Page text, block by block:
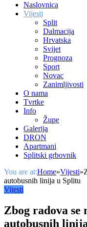
Naslovnica
Vijesti
Split
Dalmacija
Hrvatska
Svijet
Prognoza
Sport
Novac
Zanimljivosti
O nama
Tvrtke
Info
Župe
Galerija
DRON
Apartmani
Splitski grbovnik
You are at:Home»Vijesti»
autobusnih linija u Splitu
Vijesti
Zbog radova
autobusnih